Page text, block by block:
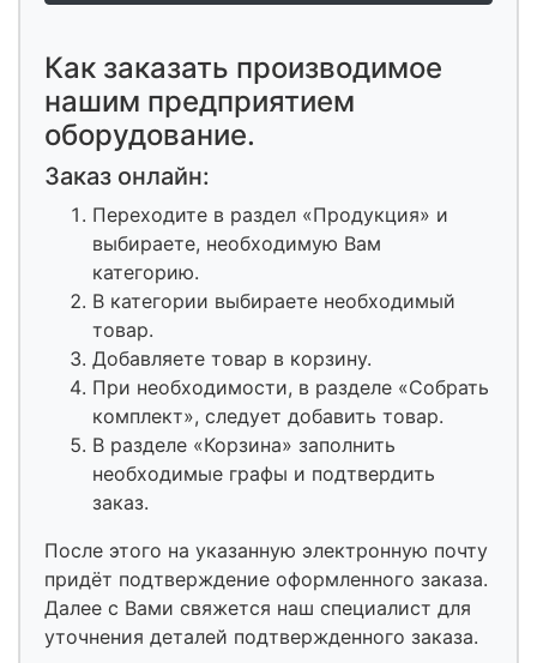
Как заказать производимое
нашим предприятием
оборудование.
Заказ онлайн:
Переходите в раздел «Продукция» и
выбираете, необходимую Вам
категорию.
В категории выбираете необходимый
товар.
Добавляете товар в корзину.
При необходимости, в разделе «Собрать
комплект», следует добавить товар.
В разделе «Корзина» заполнить
необходимые графы и подтвердить
заказ.
После этого на указанную электронную почту
придёт подтверждение оформленного заказа.
Далее с Вами свяжется наш специалист для
уточнения деталей подтвержденного заказа.